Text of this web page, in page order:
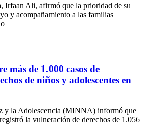
Irfaan Ali, afirmó que la prioridad de su
y acompañamiento a las familias
más de 1.000 casos de
de niños y adolescentes en
y la Adolescencia (MINNA) informó que
la vulneración de derechos de 1.056